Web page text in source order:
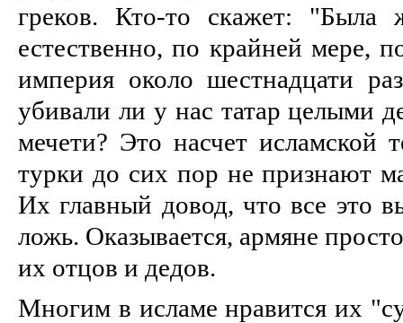
греков. Кто-то скажет:
естественно, по крайней мере,
империя около шестнадцати
убивали ли у нас татар целыми
мечети? Это насчет исламской
турки до сих пор не признают
Их главный довод, что все это
ложь. Оказывается, армяне
их отцов и дедов.
Многим в исламе нравится их